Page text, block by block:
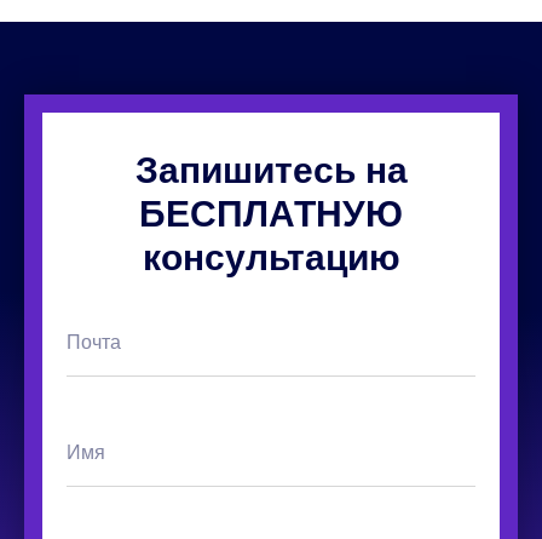
Запишитесь на
БЕСПЛАТНУЮ
консультацию